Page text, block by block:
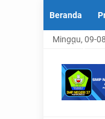
Beranda
SMP Negeri
Minggu, 09-